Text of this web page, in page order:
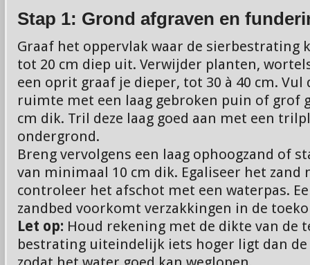
Stap 1: Grond afgraven en
Graaf het oppervlak waar de sierbestrating
tot 20 cm diep uit. Verwijder planten,
een oprit graaf je dieper, tot 30 à 40 cm. Vul
ruimte met een laag gebroken puin of grof
cm dik. Tril deze laag goed aan met een
ondergrond.
Breng vervolgens een laag ophoogzand of
van minimaal 10 cm dik. Egaliseer het zand
controleer het afschot met een waterpas.
zandbed voorkomt verzakkingen in de
Let op: Houd rekening met de dikte van de
bestrating uiteindelijk iets hoger ligt dan